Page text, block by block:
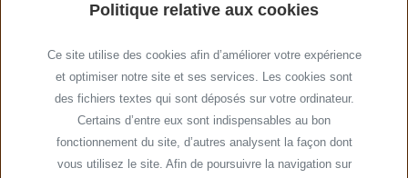
Plan de site
Mentions légales
Politique relative aux cookies
Conditions générales de vente
Politique relative aux cookies
Ce site utilise des cookies afin d’améliorer votre expérience
et optimiser notre site et ses services. Les cookies sont
des fichiers textes qui sont déposés sur votre ordinateur.
Certains d’entre eux sont indispensables au bon
fonctionnement du site, d’autres analysent la façon dont
vous utilisez le site. Afin de poursuivre la navigation sur